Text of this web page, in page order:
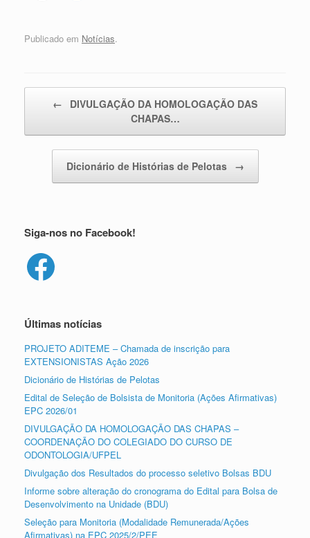
Publicado em Notícias.
←
DIVULGAÇÃO DA HOMOLOGAÇÃO DAS
CHAPAS…
Dicionário de Histórias de Pelotas →
Siga-nos no Facebook!
Facebook
Últimas notícias
PROJETO ADITEME – Chamada de inscrição para
EXTENSIONISTAS Ação 2026
Dicionário de Histórias de Pelotas
Edital de Seleção de Bolsista de Monitoria (Ações Afirmativas)
EPC 2026/01
DIVULGAÇÃO DA HOMOLOGAÇÃO DAS CHAPAS –
COORDENAÇÃO DO COLEGIADO DO CURSO DE
ODONTOLOGIA/UFPEL
Divulgação dos Resultados do processo seletivo Bolsas BDU
Informe sobre alteração do cronograma do Edital para Bolsa de
Desenvolvimento na Unidade (BDU)
Seleção para Monitoria (Modalidade Remunerada/Ações
Afirmativas) na EPC 2025/2/PEE